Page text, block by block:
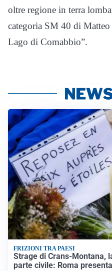
oltre regione in terra
categoria SM 40 di
Lago di Comabbio”.
FRIZIONI TRA PAESI
Strage di Crans-Montana,
parte civile: Roma